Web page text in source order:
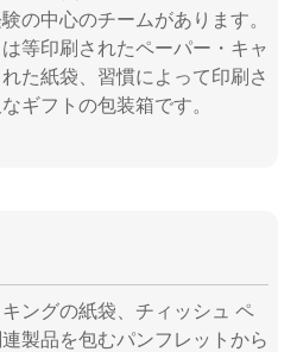
の中心のチームがあります。
等印刷されたペーパー・キャ
た紙袋、習慣によって印刷さ
ギフトの包装箱です。
ングの紙袋、チィッシュ ペ
製品を包むパンフレットから